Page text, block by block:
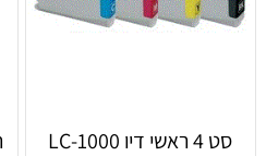
סט 4 ראשי דיו LC-1000